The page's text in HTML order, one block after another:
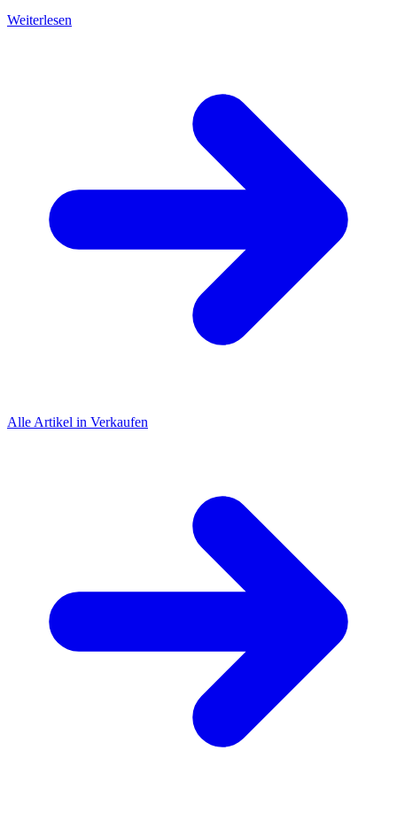
Weiterlesen
Alle Artikel in Verkaufen